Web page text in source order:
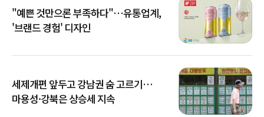
"예쁜 것만으론 부족하다"…유통업계,
'브랜드 경험' 디자인
세제개편 앞두고 강남권 숨 고르기…
마용성·강북은 상승세 지속